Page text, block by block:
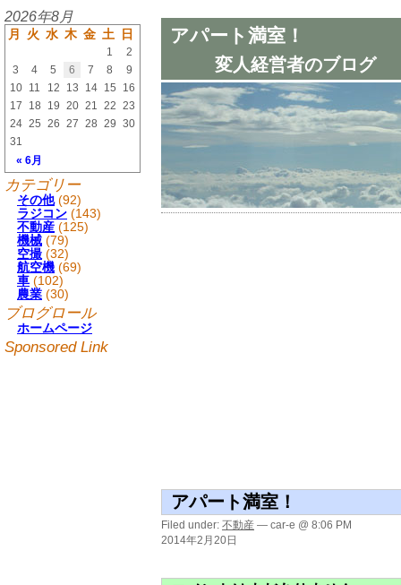
アパート満室！
変人経営者のブログ
アパート満室！
Filed under: 不動産 — car-e @ 8:06 PM
2014年2月20日
2026年8月
月 火 水 木 金 土 日
« 6月
1
2
3
4 5 6 7 8
9
10
11 12 13 14 15
16
17
18 19 20 21 22 23
24 25 26 27 28 29 30
31
カテゴリー
その他(92)
ラジコン (143)
不動産 (125)
機械 (79)
空撮 (32)
航空機 (69)
車 (102)
農業 (30)
ブログロール
ホームページ
Sponsored Link